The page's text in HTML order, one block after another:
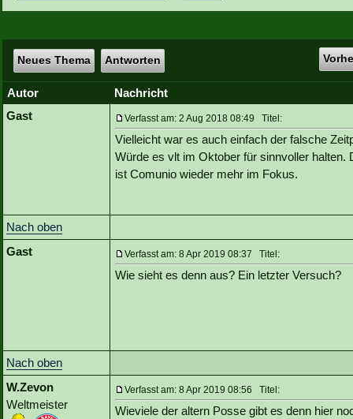
Neues Thema Antworten
Autor
Nachricht
Gast
Verfasst am: 2 Aug 2018 08:49 Titel:
Vielleicht war es auch einfach der falsche
Würde es vlt im Oktober für sinnvoller
ist Comunio wieder mehr im Fokus.
Nach oben
Gast
Verfasst am: 8 Apr 2019 08:37 Titel:
Wie sieht es denn aus? Ein letzter Versuch?
Nach oben
W.Zevon
Weltmeister
Verfasst am: 8 Apr 2019 08:56 Titel:
Wieviele der altern Posse gibt es denn hier